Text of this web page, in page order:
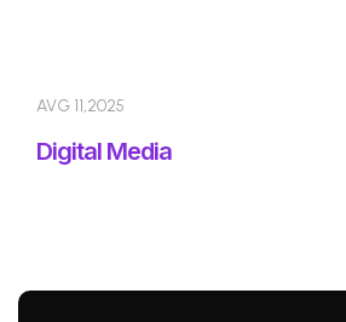
AVG 11,2025
Digital Media